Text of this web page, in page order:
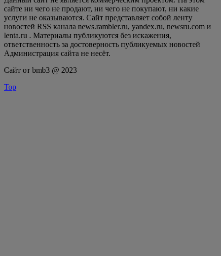
сайте ни чего не продают, ни чего не покупают, ни какие
услуги не оказываются. Сайт представляет собой ленту
новостей RSS канала news.rambler.ru, yandex.ru, newsru.com и
lenta.ru . Материалы публикуются без искажения,
ответственность за достоверность публикуемых новостей
Администрация сайта не несёт.
Сайт от bmb3 @ 2023
Top